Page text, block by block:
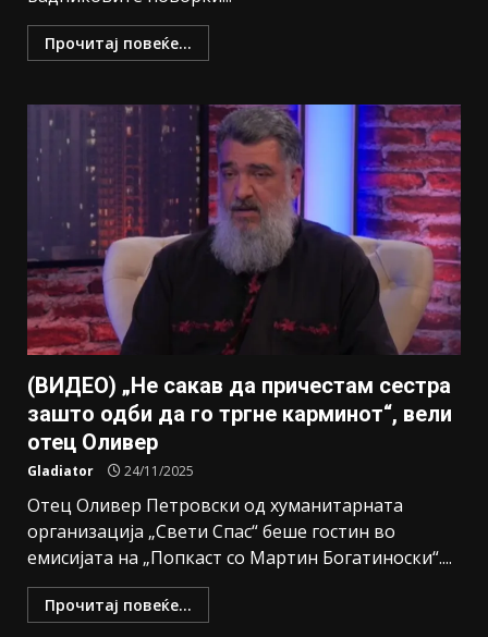
Прочитај повеќе...
(ВИДЕО) „Не сакав да причестам сестра
зашто одби да го тргне карминот“, вели
отец Оливер
Gladiator 24/11/2025
Отец Оливер Петровски од хуманитарната
организација „Свети Спас“ беше гостин во
емисијата на „Попкаст со Мартин Богатиноски“....
Прочитај повеќе...